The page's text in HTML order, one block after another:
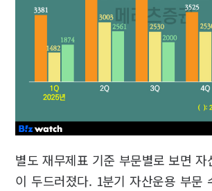
별도 재무제표 기준 부문별로 보면 자
이 두드러졌다. 1분기 자산운용 부문